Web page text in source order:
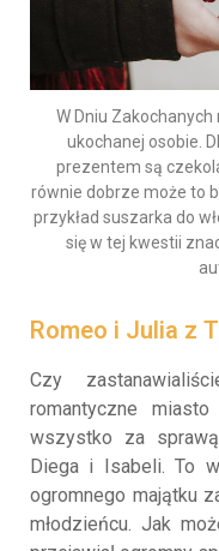
W Dniu
ukochanej osobie.
prezentem są
równie dobrze może to
przykład suszarka do
się w tej kwestii
Romeo i Julia z
Czy
romantyczne
wszystko za
Diega i Isabeli. To
ogromnego majątku
młodzieńcu. Jak